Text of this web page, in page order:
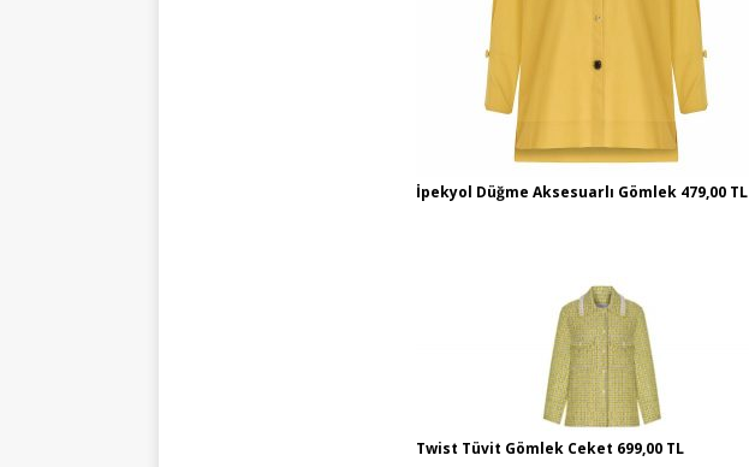
İpekyol Düğme Aksesuarlı Gömlek 479,00 TL
Twist Tüvit Gömlek Ceket 699,00 TL